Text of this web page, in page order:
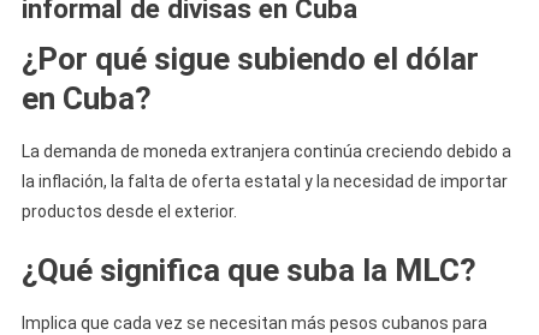
informal de divisas en Cuba
¿Por qué sigue subiendo el dólar
en Cuba?
La demanda de moneda extranjera continúa creciendo debido a
la inflación, la falta de oferta estatal y la necesidad de importar
productos desde el exterior.
¿Qué significa que suba la MLC?
Implica que cada vez se necesitan más pesos cubanos para